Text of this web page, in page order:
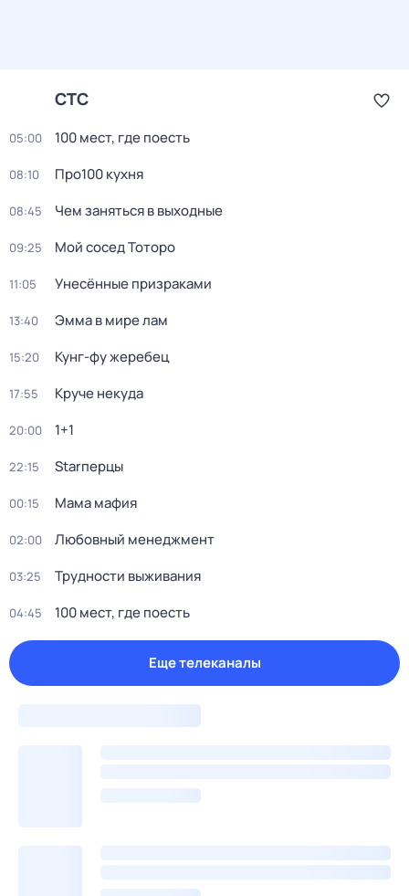
СТС
05:00 100 мест, гдe поеcть
08:10 Про100 кухня
08:45 Чем заняться в выходные
09:25 Мой сосед Тоторо
11:05 Унесённые призраками
13:40 Эмма в мире лам
15:20 Кунг-фу жеребец
17:55 Круче некуда
20:00 1+1
22:15 Starперцы
00:15 Мама мафия
02:00 Любовный менеджмент
03:25 Трудности выживания
04:45 100 мест, где поесть
Еще телеканалы